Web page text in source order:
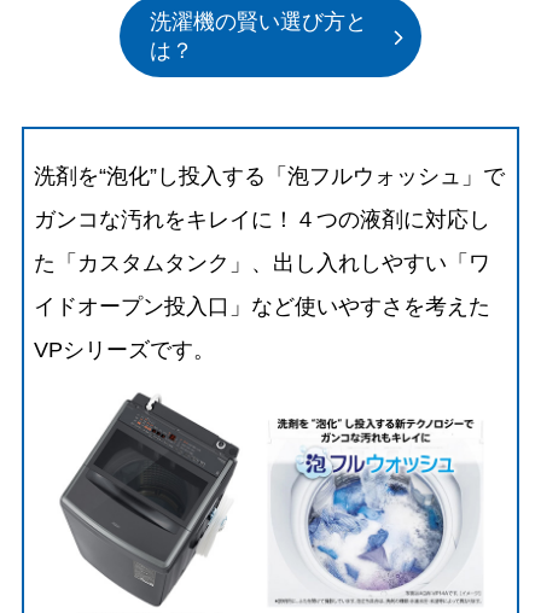
洗濯機の賢い選び方と
は？
洗剤を“泡化”し投入する「泡フルウォッシュ」で
ガンコな汚れをキレイに！４つの液剤に対応し
た「カスタムタンク」、出し入れしやすい「ワ
イドオープン投入口」など使いやすさを考えた
VPシリーズです。